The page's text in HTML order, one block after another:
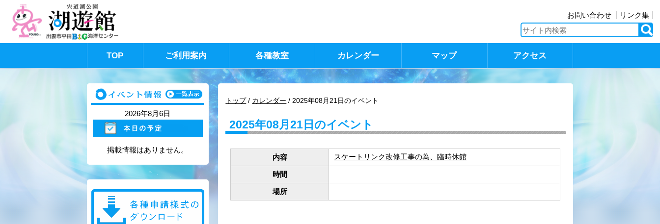
お問い合わせ リンク集
TOP ご利用案内 各種教室 カレンダー マップ アクセス
現
の
位
トップ/ カレンダー /2025年08月21日のイベント
2025年08月21日のイベント
内容 スケートリンク改修工事の為、臨時休館
時間
場所
2026年8月6日
掲載情報はありません。